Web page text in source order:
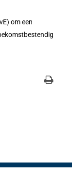
om een